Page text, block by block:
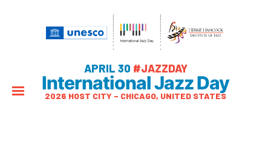
APRIL 30 #JAZZDAY
International Jazz Day
2026 HOST CITY – CHICAGO, UNITED STATES